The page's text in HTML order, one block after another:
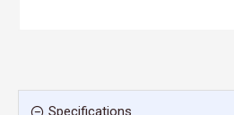
Specifications